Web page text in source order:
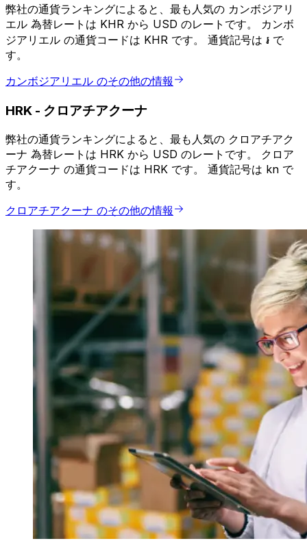
弊社の通貨ランキングによると、最も人気の カンボジアリ
エル 為替レートは KHR から USD のレートです。 カンボ
ジアリエル の通貨コードは KHR です。 通貨記号は ៛ で
す。
カンボジアリエル のその他の情報
HRK - クロアチアクーナ
弊社の通貨ランキングによると、最も人気の クロアチアク
ーナ 為替レートは HRK から USD のレートです。 クロア
チアクーナ の通貨コードは HRK です。 通貨記号は kn で
す。
クロアチアクーナ のその他の情報